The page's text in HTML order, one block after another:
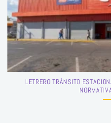
LETRERO TRÁNSITO